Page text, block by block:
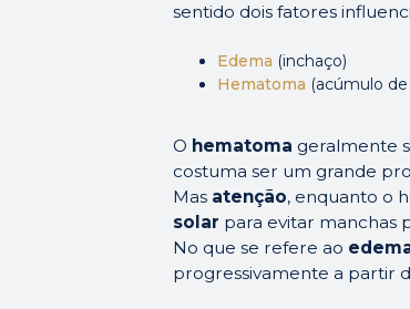
sentido dois fatores
Edema (inchaço)
Hematoma (acúmulo
O hematoma geralmente
costuma ser um grande
Mas atenção, enquanto o
solar para evitar manchas
No que se refere ao
progressivamente a partir